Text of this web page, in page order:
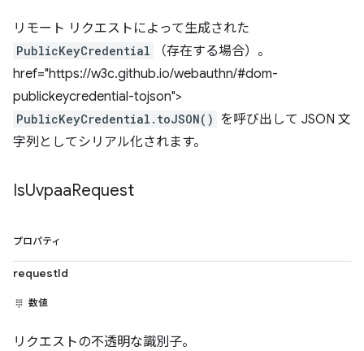
リモート リクエストによって生成された
PublicKeyCredential
（存在する場合）。
href="https://w3c.github.io/webauthn/#dom-
publickeycredential-tojson">
PublicKeyCredential.toJSON() を呼び出して JSON 文
字列としてシリアル化されます。
IsUvpaaRequest
プロパティ
requestId
数値
リクエストの不透明な識別子。